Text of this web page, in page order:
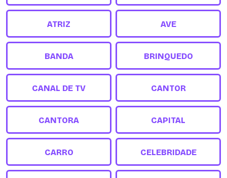
ATRIZ AVE
BANDA BRINQUEDO
CANAL DE TV CANTOR
CANTORA CAPITAL
CARRO CELEBRIDADE